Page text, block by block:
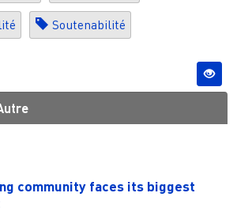
Soutenabilité
community faces its biggest